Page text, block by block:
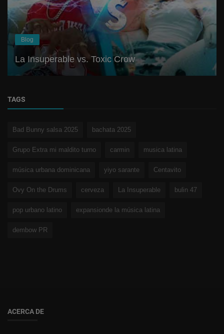
Blog
La Insuperable vs. Toxic Crow
TAGS
Bad Bunny salsa 2025 bachata 2025
Grupo Extra mi maldito turno carmin musica latina
música urbana dominicana yiyo sarante Centavito
Ovy On the Drums cerveza La Insuperable bulin 47
pop urbano latino expansionde la música latina
dembow PR
ACERCA DE